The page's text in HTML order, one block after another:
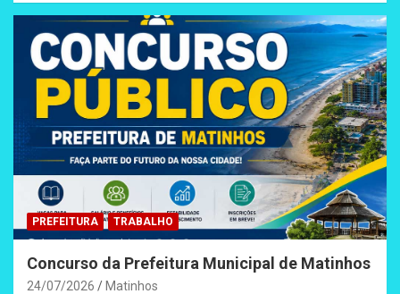
PREFEITURA TRABALHO
Concurso da Prefeitura Municipal de Matinhos
24/07/2026 Matinhos